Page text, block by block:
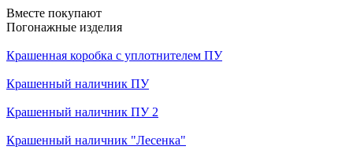
Вместе покупают
Погонажные изделия
Крашенная коробка с уплотнителем ПУ
Крашенный наличник ПУ
Крашенный наличник ПУ 2
Крашенный наличник "Лесенка"